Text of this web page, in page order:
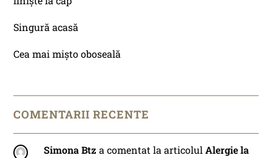
Singură acasă
Cea mai mișto oboseală
COMENTARII RECENTE
Simona Btz a comentat la articolulAlergie la